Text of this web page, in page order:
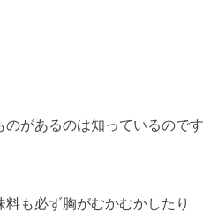
のがあるのは知っているのです
も必ず胸がむかむかしたり